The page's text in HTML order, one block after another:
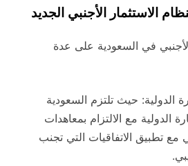
الاستثمار الأجنبي الجديد
في السعودية على عدة
الدولية: حيث تلتزم السعودية
الدولية مع الالتزام بمعاهدات
مع تطبيق الاتفاقيات التي تجنب